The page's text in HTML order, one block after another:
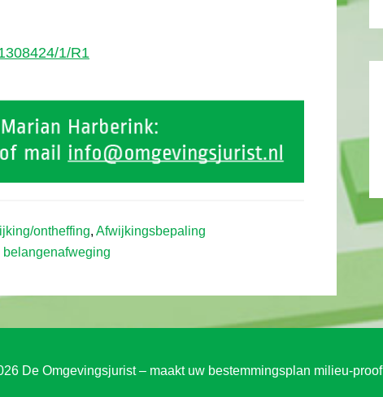
1/R1
ontheffing, Afwijkingsbepaling
belangenafweging
De Omgevingsjurist – maakt uw bestemmingsplan milieu-proof